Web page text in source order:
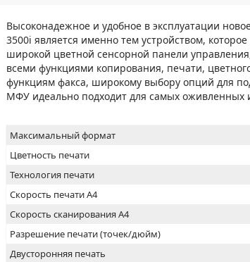
Высоконадежное и удобное в эксплуатации
3500i является именно тем устройством,
широкой цветной сенсорной панели
всеми функциями копирования, печати,
функциям факса, широкому выбору опций для
МФУ идеально подходит для самых
Максимальный формат
Цветность печати
Технология печати
Скорость печати А4
Скорость сканирования А4
Разрешение печати (точек/дюйм)
Двусторонняя печать